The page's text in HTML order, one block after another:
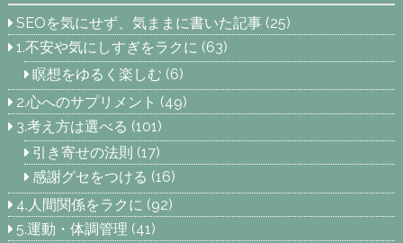
SEOを気にせず、気ままに書いた記事 (25)
1.不安や気にしすぎをラクに (63)
瞑想をゆるく楽しむ (6)
2.心へのサプリメント (49)
3.考え方は選べる (101)
引き寄せの法則 (17)
感謝グセをつける (16)
4.人間関係をラクに (92)
5.運動・体調管理 (41)